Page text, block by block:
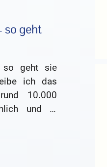
so geht
so geht sie
ich das
rund 10.000
und in